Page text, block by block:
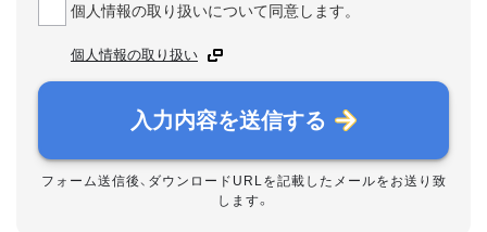
個人情報の取り扱いについて同意します。
個人情報の取り扱い
入力内容を送信する
フォーム送信後、ダウンロードURLを記載したメールをお送り致
します。